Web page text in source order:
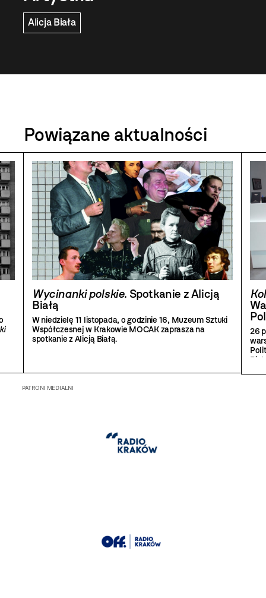
Alicja Biała
Powiązane aktualności
Wycinanki polskie. Spotkanie z Alicją
Białą
W niedzielę 11 listopada, o godzinie 16, Muzeum Sztuki
Współczesnej w Krakowie MOCAK zaprasza na
spotkanie z Alicją Białą.
26
PATRONI MEDIALNI